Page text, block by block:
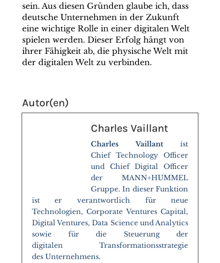
sein. Aus diesen Gründen glaube ich, dass
deutsche Unternehmen in der Zukunft
eine wichtige Rolle in einer digitalen Welt
spielen werden. Dieser Erfolg hängt von
ihrer Fähigkeit ab, die physische Welt mit
der digitalen Welt zu verbinden.
Autor(en)
Charles Vaillant
Charles Vaillant ist
Chief Technology Officer
und Chief Digital Officer
der MANN+HUMMEL
Gruppe. In dieser Funktion
ist er verantwortlich für neue
Technologien, Corporate Ventures Capital,
Digital Ventures, Data Science und Analytics
sowie für die Steuerung der
digitalen Transformationsstrategie
des Unternehmens.